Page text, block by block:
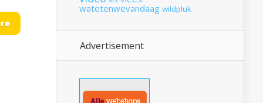
watetenwevandaag wildpluk
Advertisement